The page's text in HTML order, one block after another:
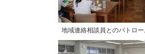
地域連絡相談員とのパトロ